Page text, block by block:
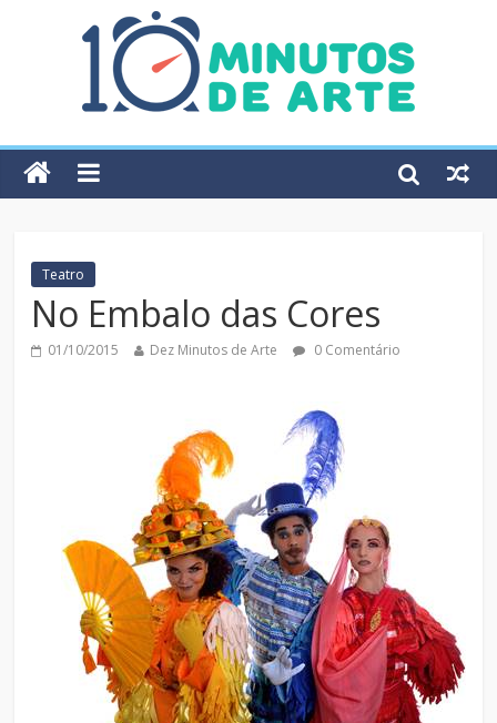
Teatro
No Embalo das Cores
01/10/2015 Dez Minutos de Arte 0 Comentário